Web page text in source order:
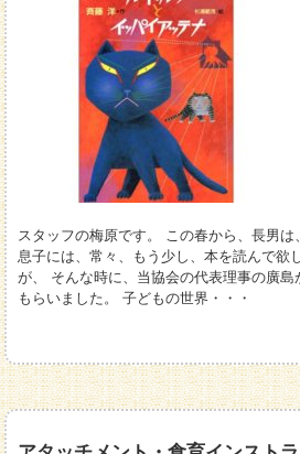
スタッフの梅原です。 この春から、長男は
息子には、常々、もう少し、本を読んで欲
が、 そんな時に、当協会の代表理事の廣
もらいました。 子どもの世界・・・